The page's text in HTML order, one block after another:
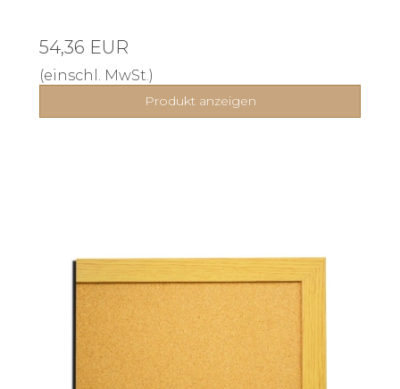
54,36 EUR
(einschl. MwSt.)
Produkt anzeigen